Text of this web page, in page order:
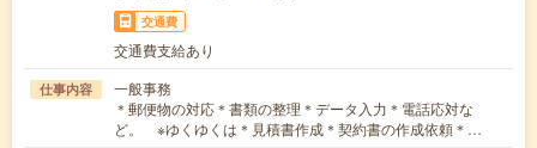
交通費
交通費支給あり
仕事内容
一般事務
＊郵便物の対応＊書類の整理＊データ入力＊電話応対な
ど。 ※ゆくゆくは＊見積書作成＊契約書の作成依頼＊…